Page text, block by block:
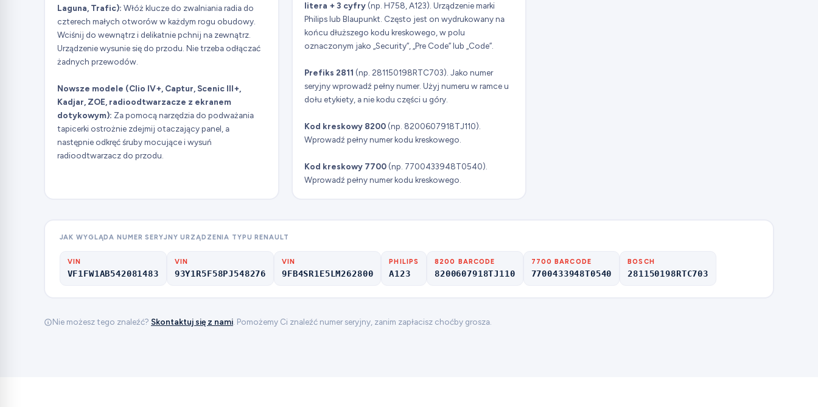
Laguna, Trafic): Włóż klucze do zwalniania radia do
czterech małych otworów w każdym rogu obudowy.
Wciśnij do wewnątrz i delikatnie pchnij na zewnątrz.
Urządzenie wysunie się do przodu. Nie trzeba odłączać
żadnych przewodów.
Nowsze modele (Clio IV+, Captur, Scenic III+,
Kadjar, ZOE, radioodtwarzacze z ekranem
dotykowym): Za pomocą narzędzia do podważania
tapicerki ostrożnie zdejmij otaczający panel, a
następnie odkręć śruby mocujące i wysuń
radioodtwarzacz do przodu.
litera + 3 cyfry (np. H758, A123). Urządzenie marki
Philips lub Blaupunkt. Często jest on wydrukowany na
końcu dłuższego kodu kreskowego, w polu
oznaczonym jako „Security”, „Pre Code” lub „Code”.
Prefiks 2811 (np. 281150198RTC703). Jako numer
seryjny wprowadź pełny numer. Użyj numeru w ramce u
dołu etykiety, a nie kodu części u góry.
Kod kreskowy 8200 (np. 8200607918TJ110).
Wprowadź pełny numer kodu kreskowego.
Kod kreskowy 7700 (np. 7700433948T0540).
Wprowadź pełny numer kodu kreskowego.
JAK WYGLĄDA NUMER SERYJNY URZĄDZENIA TYPU RENAULT
VIN
VF1FW1AB542081483
VIN
93Y1R5F58PJ548276
VIN
9FB4SR1E5LM262800
PHILIPS
A123
8200 BARCODE
8200607918TJ110
7700 BARCODE
7700433948T0540
BOSCH
281150198RTC703
Nie możesz tego znaleźć? Skontaktuj się z nami. Pomożemy Ci znaleźć numer seryjny, zanim zapłacisz choćby grosza.